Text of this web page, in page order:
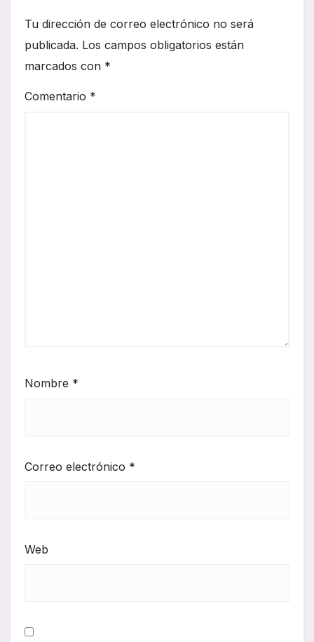
Tu dirección de correo electrónico no será
publicada. Los campos obligatorios están
marcados con *
Comentario *
Nombre *
Correo electrónico *
Web